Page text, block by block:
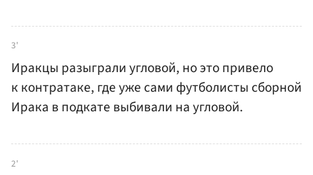
3'
Иракцы разыграли угловой, но это привело
к контратаке, где уже сами футболисты сборной
Ирака в подкате выбивали на угловой.
2'